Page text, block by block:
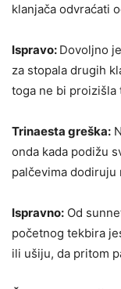
klanjača odvraćati
Ispravo: Dovoljno
za stopala drugih
toga ne bi proizišla
Trinaesta greška:
onda kada podižu
palčevima dodiruju
Ispravno: Od
početnog tekbira
ili ušiju, da pritom